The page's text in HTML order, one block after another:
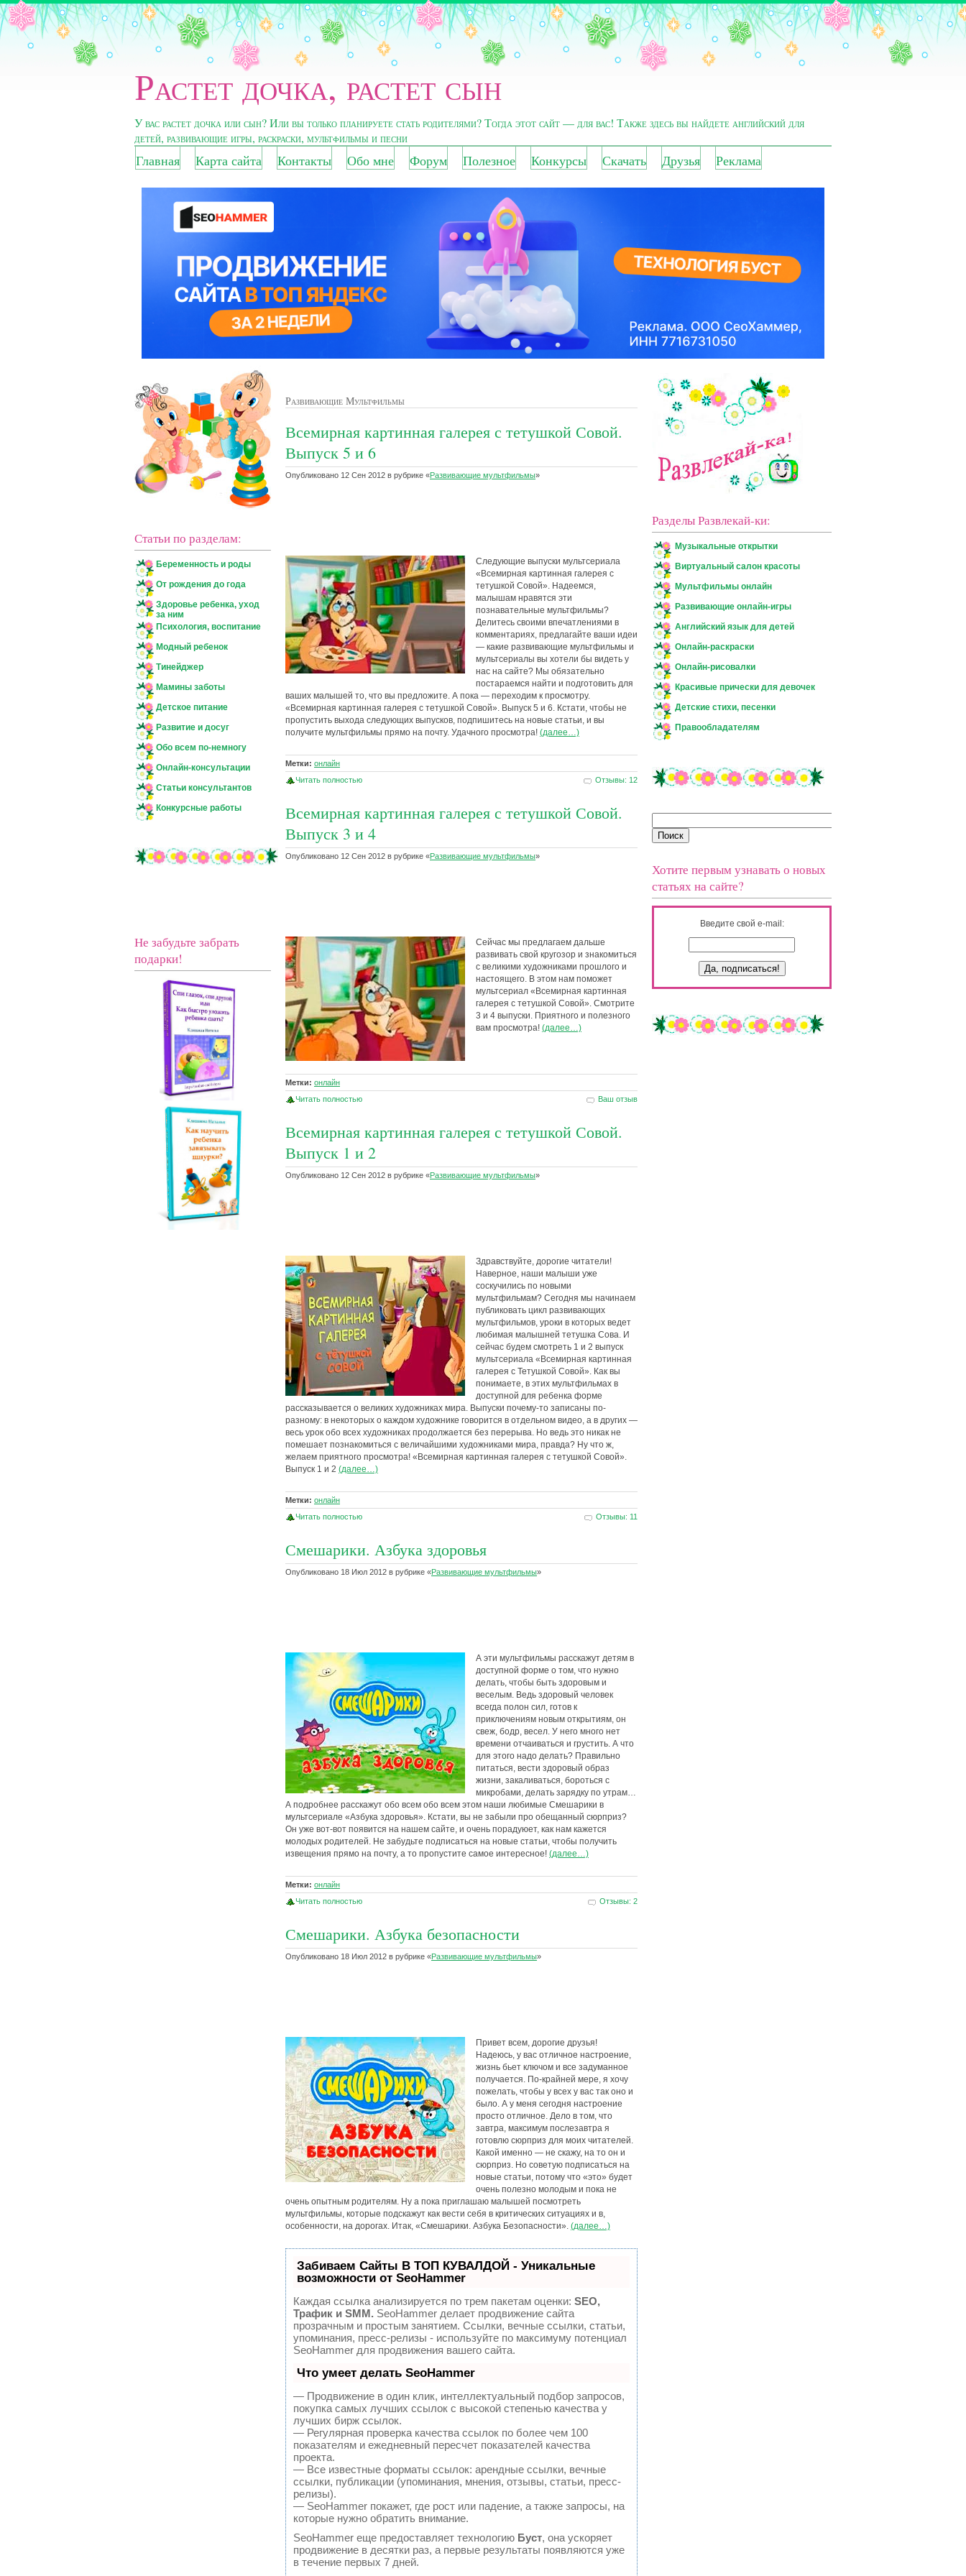
Растет дочка, растет сын
У вас растет дочка или сын? Или вы только планируете стать родителями? Тогда этот сайт — для вас! Также здесь вы найдете английский для
детей, развивающие игры, раскраски, мультфильмы и песни
Главная Карта сайта Контакты Обо мне Форум Полезное Конкурсы Скачать Друзья Реклама
Статьи по разделам:
Беременность и роды
От рождения до года
Здоровье ребенка, уход
за ним
Психология, воспитание
Модный ребенок
Тинейджер
Мамины заботы
Детское питание
Развитие и досуг
Обо всем по-немногу
Онлайн-консультации
Статьи консультантов
Конкурсные работы
Не забудьте забрать
подарки!
Развивающие Мультфильмы
Всемирная картинная галерея с тетушкой Совой.
Выпуск 5 и 6
Опубликовано 12 Сен 2012 в рубрике «Развивающие мультфильмы»
Следующие выпуски мультсериала
«Всемирная картинная галерея с
тетушкой Совой». Надеемся,
малышам нравятся эти
познавательные мультфильмы?
Делитесь своими впечатлениями в
комментариях, предлагайте ваши идеи
— какие развивающие мультфильмы и
мультсериалы вы хотели бы видеть у
нас на сайте? Мы обязательно
постараемся найти и подготовить для
ваших малышей то, что вы предложите. А пока — переходим к просмотру.
«Всемирная картинная галерея с тетушкой Совой». Выпуск 5 и 6. Кстати, чтобы не
пропустить выхода следующих выпусков, подпишитесь на новые статьи, и вы
получите мультфильмы прямо на почту. Удачного просмотра! (далее…)
Метки: онлайн
Читать полностью
Отзывы: 12
Всемирная картинная галерея с тетушкой Совой.
Выпуск 3 и 4
Опубликовано 12 Сен 2012 в рубрике «Развивающие мультфильмы»
Сейчас мы предлагаем дальше
развивать свой кругозор и знакомиться
с великими художниками прошлого и
настоящего. В этом нам поможет
мультсериал «Всемирная картинная
галерея с тетушкой Совой». Смотрите
3 и 4 выпуски. Приятного и полезного
вам просмотра! (далее…)
Метки: онлайн
Читать полностью
Ваш отзыв
Всемирная картинная галерея с тетушкой Совой.
Выпуск 1 и 2
Опубликовано 12 Сен 2012 в рубрике «Развивающие мультфильмы»
Здравствуйте, дорогие читатели!
Наверное, наши малыши уже
соскучились по новыми
мультфильмам? Сегодня мы начинаем
публиковать цикл развивающих
мультфильмов, уроки в которых ведет
любимая малышней тетушка Сова. И
сейчас будем смотреть 1 и 2 выпуск
мультсериала «Всемирная картинная
галерея с Тетушкой Совой». Как вы
понимаете, в этих мультфильмах в
доступной для ребенка форме
рассказывается о великих художниках мира. Выпуски почему-то записаны по-
разному: в некоторых о каждом художнике говорится в отдельном видео, а в других —
весь урок обо всех художниках продолжается без перерыва. Но ведь это никак не
помешает познакомиться с величайшими художниками мира, правда? Ну что ж,
желаем приятного просмотра! «Всемирная картинная галерея с тетушкой Совой».
Выпуск 1 и 2 (далее…)
Метки: онлайн
Читать полностью
Отзывы: 11
Смешарики. Азбука здоровья
Опубликовано 18 Июл 2012 в рубрике «Развивающие мультфильмы»
А эти мультфильмы расскажут детям в
доступной форме о том, что нужно
делать, чтобы быть здоровым и
веселым. Ведь здоровый человек
всегда полон сил, готов к
приключениям новым открытиям, он
свеж, бодр, весел. У него много нет
времени отчаиваться и грустить. А что
для этого надо делать? Правильно
питаться, вести здоровый образ
жизни, закаливаться, бороться с
микробами, делать зарядку по утрам…
А подробнее расскажут обо всем обо всем этом наши любимые Смешарики в
мультсериале «Азбука здоровья». Кстати, вы не забыли про обещанный сюрприз?
Он уже вот-вот появится на нашем сайте, и очень порадуюет, как нам кажется
молодых родителей. Не забудьте подписаться на новые статьи, чтобы получить
извещения прямо на почту, а то пропустите самое интересное! (далее…)
Метки: онлайн
Читать полностью
Отзывы: 2
Смешарики. Азбука безопасности
Опубликовано 18 Июл 2012 в рубрике «Развивающие мультфильмы»
Привет всем, дорогие друзья!
Надеюсь, у вас отличное настроение,
жизнь бьет ключом и все задуманное
получается. По-крайней мере, я хочу
пожелать, чтобы у всех у вас так оно и
было. А у меня сегодня настроение
просто отличное. Дело в том, что
завтра, максимум послезавтра я
готовлю сюрприз для моих читателей.
Какой именно — не скажу, на то он и
сюрприз. Но советую подписаться на
новые статьи, потому что «это» будет
очень полезно молодым и пока не
очень опытным родителям. Ну а пока приглашаю малышей посмотреть
мультфильмы, которые подскажут как вести себя в критических ситуациях и в,
особенности, на дорогах. Итак, «Смешарики. Азбука Безопасности». (далее…)
Забиваем Сайты В ТОП КУВАЛДОЙ - Уникальные
возможности от SeoHammer
Каждая ссылка анализируется по трем пакетам оценки: SEO,
Трафик и SMM. SeoHammer делает продвижение сайта
прозрачным и простым занятием. Ссылки, вечные ссылки, статьи,
упоминания, пресс-релизы - используйте по максимуму потенциал
SeoHammer для продвижения вашего сайта.
Что умеет делать SeoHammer
— Продвижение в один клик, интеллектуальный подбор запросов,
покупка самых лучших ссылок с высокой степенью качества у
лучших бирж ссылок.
— Регулярная проверка качества ссылок по более чем 100
показателям и ежедневный пересчет показателей качества
проекта.
— Все известные форматы ссылок: арендные ссылки, вечные
ссылки, публикации (упоминания, мнения, отзывы, статьи, пресс-
релизы).
— SeoHammer покажет, где рост или падение, а также запросы, на
которые нужно обратить внимание.
SeoHammer еще предоставляет технологию Буст, она ускоряет
продвижение в десятки раз, а первые результаты появляются уже
в течение первых 7 дней.
Разделы Развлекай-ки:
Музыкальные открытки
Виртуальный салон красоты
Мультфильмы онлайн
Развивающие онлайн-игры
Английский язык для детей
Онлайн-раскраски
Онлайн-рисовалки
Красивые прически для девочек
Детские стихи, песенки
Правообладателям
Хотите первым узнавать о новых
статьях на сайте?
Введите свой e-mail: